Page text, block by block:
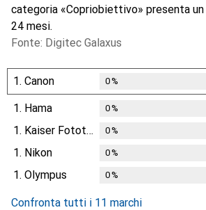
categoria «Copriobiettivo» presenta
24 mesi.
Fonte: Digitec Galaxus
1. Canon 0%
1. Hama 0%
1. Kaiser Fototechnik 0%
1. Nikon 0%
1. Olympus 0%
Confronta tutti i 11 marchi